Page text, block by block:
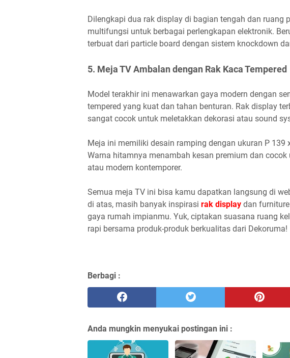
Dilengkapi dua rak display di bagian tengah dan ruang
multifungsi untuk berbagai perlengkapan elektronik.
terbuat dari particle board dengan sistem knockdown
5. Meja TV Ambalan dengan Rak Kaca Tempered
Model terakhir ini menawarkan gaya modern dengan
tempered yang kuat dan tahan benturan. Rak display
sangat cocok untuk meletakkan dekorasi atau sound
Meja ini memiliki desain ramping dengan ukuran P 139
Warna hitamnya menambah kesan premium dan
atau modern kontemporer.
Semua meja TV ini bisa kamu dapatkan langsung di
di atas, masih banyak inspirasi rak display dan
gaya rumah impianmu. Yuk, ciptakan suasana ruang
rapi bersama produk-produk berkualitas dari Dekoruma!
Berbagi :
Anda mungkin menyukai postingan ini :